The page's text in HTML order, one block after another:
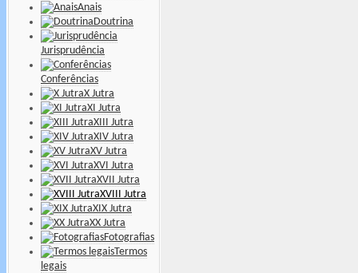
Anais
Doutrina
Jurisprudência
Conferências
X Jutra
XI Jutra
XIII Jutra
XIV Jutra
XV Jutra
XVI Jutra
XVII Jutra
XVIII Jutra
XIX Jutra
XX Jutra
Fotografias
Termos
legais